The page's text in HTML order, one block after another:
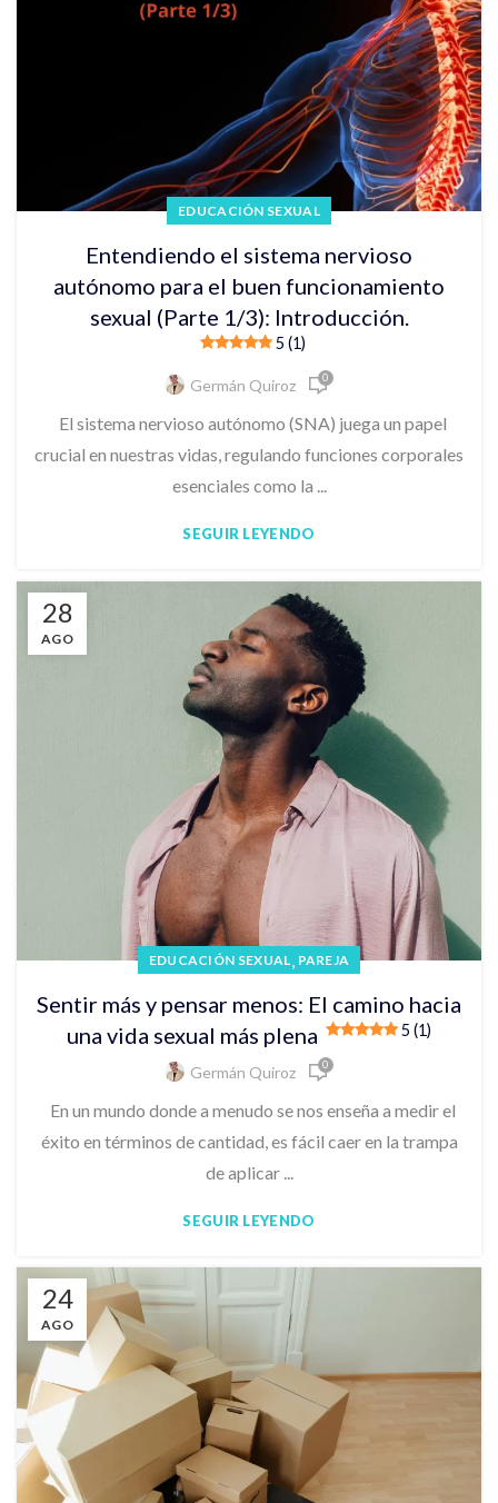
EDUCACIÓN SEXUAL
Entendiendo el sistema nervioso
autónomo para el buen funcionamiento
sexual (Parte 1/3): Introducción.
5 (1)
Germán Quiroz 0
El sistema nervioso autónomo (SNA) juega un papel
crucial en nuestras vidas, regulando funciones corporales
esenciales como la ...
SEGUIR LEYENDO
28
AGO
EDUCACIÓN SEXUAL PAREJA
Sentir más y pensar menos: El camino hacia
una vida sexual más plena
5 (1)
Germán Quiroz 0
En un mundo donde a menudo se nos enseña a medir el
éxito en términos de cantidad, es fácil caer en la trampa
de aplicar ...
SEGUIR LEYENDO
24
AGO